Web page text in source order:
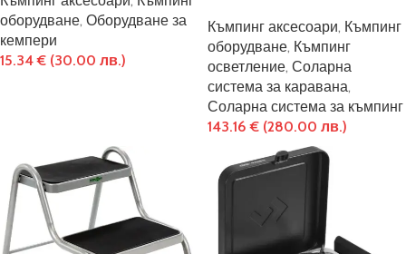
оборудване, Оборудване за
кемпери
15.34€ (30.00 лв.)
Къмпинг аксесоари, Къмпинг
оборудване, Къмпинг
осветление, Соларна
система за каравана,
Соларна система за къмпинг
143.16€ (280.00 лв.)